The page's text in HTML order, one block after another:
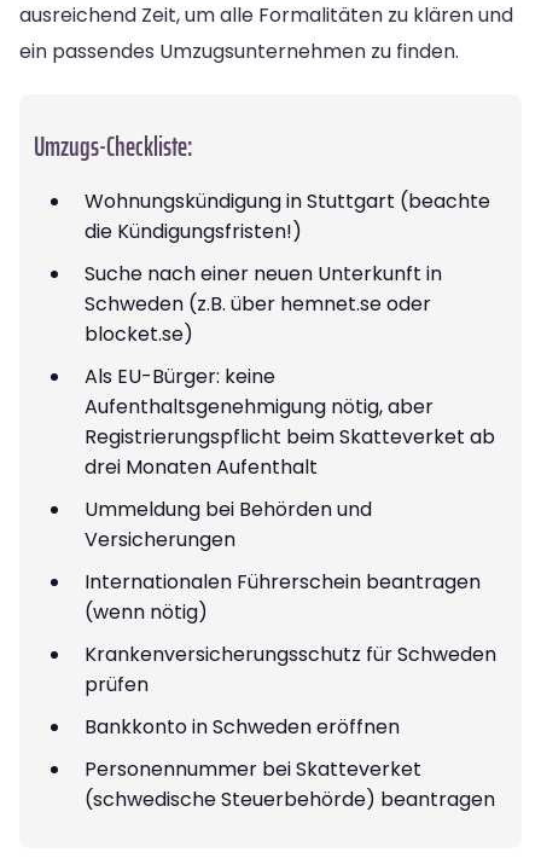
ausreichend Zeit, um alle Formalitäten zu klären und
ein passendes Umzugsunternehmen zu finden.
Umzugs-Checkliste:
Wohnungskündigung in Stuttgart (beachte
die Kündigungsfristen!)
Suche nach einer neuen Unterkunft in
Schweden (z.B. über hemnet.se oder
blocket.se)
Als EU-Bürger: keine
Aufenthaltsgenehmigung nötig, aber
Registrierungspflicht beim Skatteverket ab
drei Monaten Aufenthalt
Ummeldung bei Behörden und
Versicherungen
Internationalen Führerschein beantragen
(wenn nötig)
Krankenversicherungsschutz für Schweden
prüfen
Bankkonto in Schweden eröffnen
Personennummer bei Skatteverket
(schwedische Steuerbehörde) beantragen